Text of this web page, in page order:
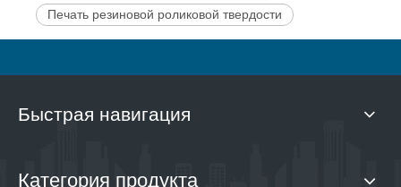
Печать резиновой роликовой твердости
Быстрая навигация
Категория продукта